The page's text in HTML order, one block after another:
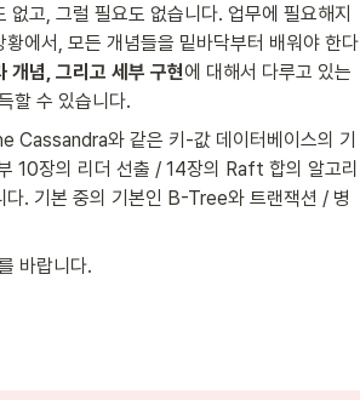
없고, 그럴 필요도 없습니다. 업무에 필요해지
에서, 모든 개념들을 밑바닥부터 배워야 한다
개념, 그리고 세부 구현에 대해서 다루고 있는
할 수 있습니다.
와 같은 키-값 데이터베이스의 기
10장의 리더 선출 / 14장의 Raft 합의 알고리
. 기본 중의 기본인 B-Tree와 트랜잭션 / 병
바랍니다.